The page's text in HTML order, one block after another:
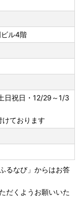
」欄をご確認のう
っては申し込みが
く場合がございま
いいたします。
、備考欄にその旨
先へご連絡くださ
には対応いたしか
いただいたメール
。
発送元事業者へ返
すので、確実にお
たします。
下記の問い合わせ
発送準備の状況に
で、予めご理解い
ル4階
日祝日・12/29～1/3
ております
るなび」からはお答
だくようお願いいた